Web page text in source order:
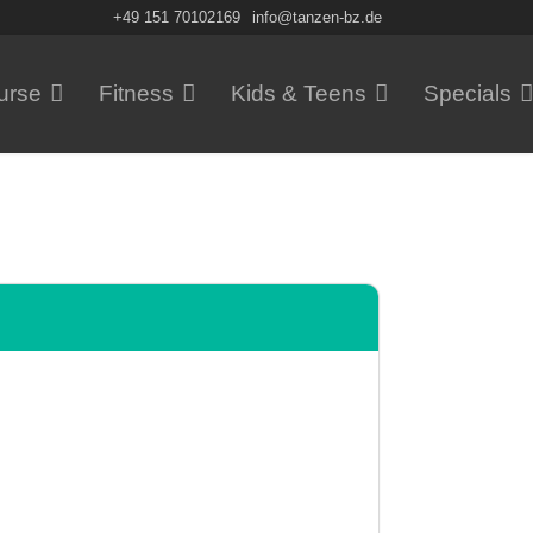
+49 151 70102169 info@tanzen-bz.de
Fitness Kids & Teens Specials